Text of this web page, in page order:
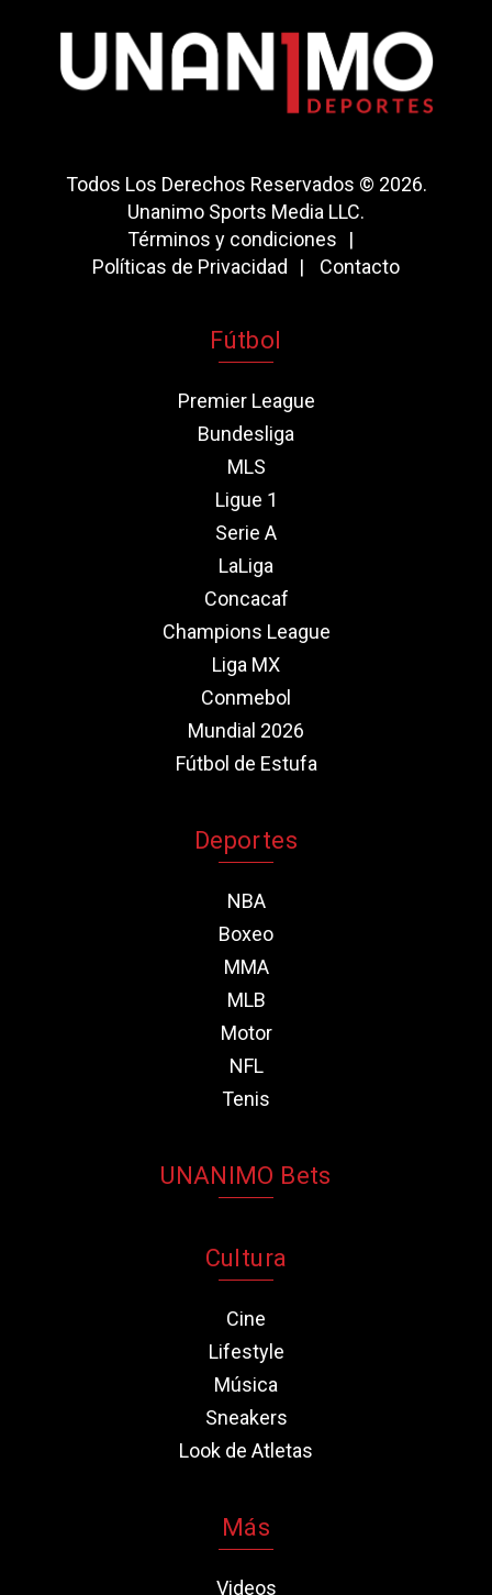
Todos Los Derechos Reservados © 2026.
Unanimo Sports Media LLC.
Términos y condiciones
Políticas de Privacidad
Contacto
Fútbol
Premier League
Bundesliga
MLS
Ligue 1
Serie A
LaLiga
Concacaf
Champions League
Liga MX
Conmebol
Mundial 2026
Fútbol de Estufa
Deportes
NBA
Boxeo
MMA
MLB
Motor
NFL
Tenis
UNANIMO Bets
Cultura
Cine
Lifestyle
Música
Sneakers
Look de Atletas
Más
Videos